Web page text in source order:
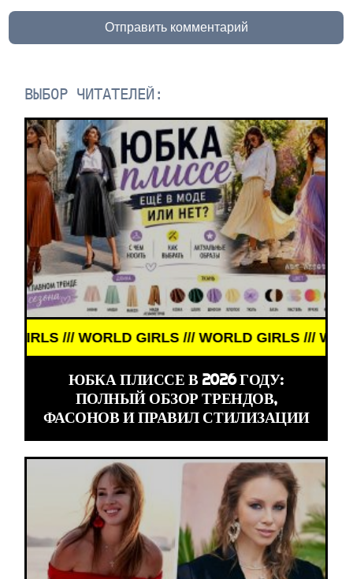
Отправить комментарий
ВЫБОР ЧИТАТЕЛЕЙ:
/// WORLD GIRLS /// WORLD GIRLS /// WORLD
ЮБКА ПЛИССЕ В 2026 ГОДУ:
ПОЛНЫЙ ОБЗОР ТРЕНДОВ,
ФАСОНОВ И ПРАВИЛ СТИЛИЗАЦИИ